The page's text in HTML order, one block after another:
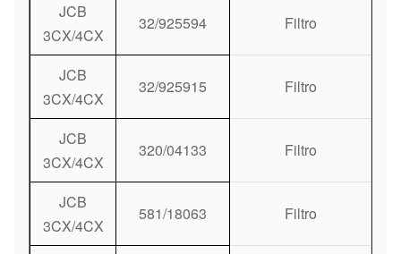
JCB
3CX/4CX
32/925594 Filtro
JCB
3CX/4CX
32/925915 Filtro
JCB
3CX/4CX
320/04133 Filtro
JCB
3CX/4CX
581/18063 Filtro